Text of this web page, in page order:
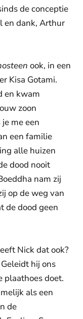
de conceptie
en dank, Arthur
ook, in een
Kisa Gotami.
en kwam
zoon
je me een
een familie
alle huizen
dood nooit
nam zij
op de weg van
de dood geen
Nick dat ook?
hij ons
plaathoes doet.
als een
de